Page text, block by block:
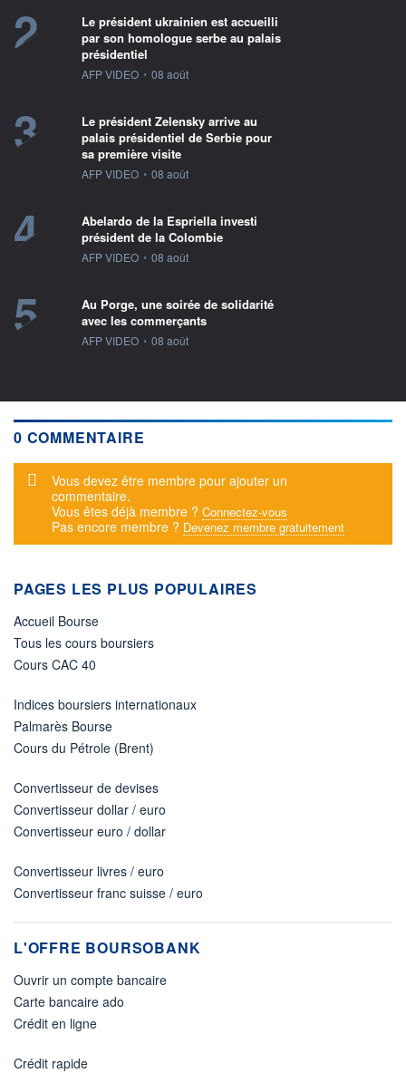
2
Le président ukrainien est accueilli
par son homologue serbe au palais
présidentiel
information fournie par
AFP VIDEO • 08 août
3
Le président Zelensky arrive au
palais présidentiel de Serbie pour
sa première visite
information fournie par
AFP VIDEO • 08 août
4
Abelardo de la Espriella investi
président de la Colombie
information fournie par
AFP VIDEO • 08 août
5
Au Porge, une soirée de solidarité
avec les commerçants
information fournie par
AFP VIDEO • 08 août
0 COMMENTAIRE
Message d'alerte
Vous devez être membre pour ajouter un
commentaire.
Vous êtes déjà membre ? Connectez-vous
Pas encore membre ? Devenez membre gratuitement
PAGES LES PLUS POPULAIRES
Accueil Bourse
Tous les cours boursiers
Cours CAC 40
Indices boursiers internationaux
Palmarès Bourse
Cours du Pétrole (Brent)
Convertisseur de devises
Convertisseur dollar / euro
Convertisseur euro / dollar
Convertisseur livres / euro
Convertisseur franc suisse / euro
L'OFFRE BOURSOBANK
Ouvrir un compte bancaire
Carte bancaire ado
Crédit en ligne
Crédit rapide